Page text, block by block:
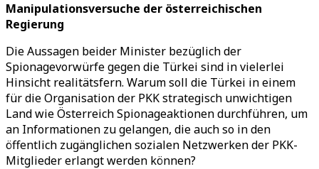
Manipulationsversuche der österreichischen
Regierung
Die Aussagen beider Minister bezüglich der
Spionagevorwürfe gegen die Türkei sind in vielerlei
Hinsicht realitätsfern. Warum soll die Türkei in einem
für die Organisation der PKK strategisch unwichtigen
Land wie Österreich Spionageaktionen durchführen, um
an Informationen zu gelangen, die auch so in den
öffentlich zugänglichen sozialen Netzwerken der PKK-
Mitglieder erlangt werden können?